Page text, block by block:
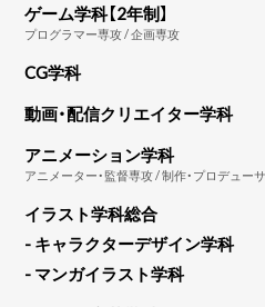
ゲーム学科【2年制】
プログラマー専攻 / 企画専攻
CG学科
動画・配信クリエイター学科
アニメーション学科
アニメーター・監督専攻 / 制作・プロデュー
イラスト学科総合
- キャラクターデザイン学科
- マンガイラスト学科